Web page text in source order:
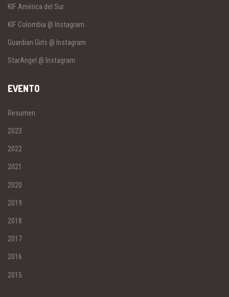
KIF América del Sur
KIF Colombia @ Instagram
Guardian Girls @ Instagram
StarAngel @ Instagram
EVENTO
Resumen
2023
2022
2021
2020
2019
2018
2017
2016
2015